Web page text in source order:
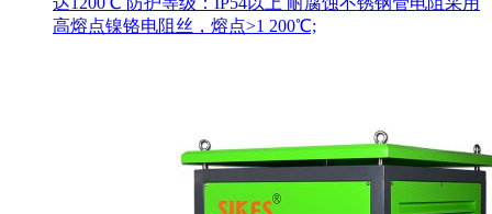
高熔点镍铬电阻丝，熔点>1 200℃;